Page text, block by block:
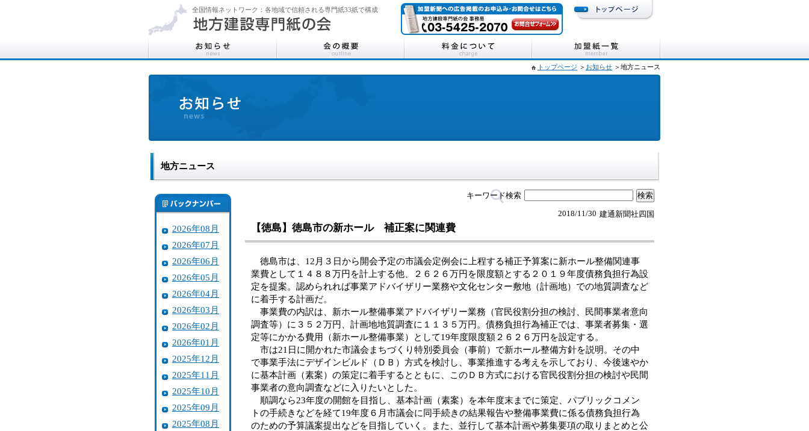
全国情報ネットワーク：各地域で信頼される専門紙33紙で構成
トップページ ＞ お知らせ ＞地方ニュース
地方ニュース
2026年08月
2026年07月
2026年06月
2026年05月
2026年04月
2026年03月
2026年02月
2026年01月
2025年12月
2025年11月
2025年10月
2025年09月
2025年08月
キーワード検索
建通新聞社四国
2018/11/30
【徳島】徳島市の新ホール 補正案に関連費
徳島市は、12月３日から開会予定の市議会定例会に上程する補正予算案に新ホール整備関連事
業費として１４８８万円を計上する他、２６２６万円を限度額とする２０１９年度債務負担行為設
定を提案。認められれば事業アドバイザリー業務や文化センター敷地（計画地）での地質調査など
に着手する計画だ。
事業費の内訳は、新ホール整備事業アドバイザリー業務（官民役割分担の検討、民間事業者意向
調査等）に３５２万円、計画地地質調査に１１３５万円。債務負担行為補正では、事業者募集・選
定等にかかる費用（新ホール整備事業）として19年度限度額２６２６万円を設定する。
市は21日に開かれた市議会まちづくり特別委員会（事前）で新ホール整備方針を説明。その中
で事業手法にデザインビルド（ＤＢ）方式を検討し、事業推進する考えを示しており、今後速やか
に基本計画（素案）の策定に着手するとともに、このＤＢ方式における官民役割分担の検討や民間
事業者の意向調査などに入りたいとした。
順調なら23年度の開館を目指し、基本計画（素案）を本年度末までに策定、パブリックコメン
トの手続きなどを経て19年度６月市議会に同手続きの結果報告や整備事業費に係る債務負担行為
のための予算議案提出などを目指していく。また、並行して基本計画や募集要項の取りまとめと公